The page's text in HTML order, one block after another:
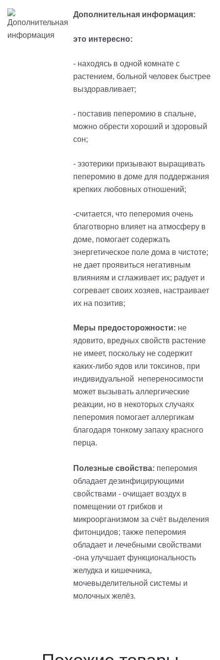
Дополнительная информация:
это интересно:
- находясь в одной комнате с
растением, больной человек быстрее
выздоравливает;
- поставив пеперомию в спальне,
можно обрести хороший и здоровый
сон;
- эзотерики призывают выращивать
пеперомию в доме для поддержания
крепких любовных отношений;
-считается, что пеперомия очень
благотворно влияет на атмосферу в
доме, помогает содержать
энергетическое поле дома в чистоте;
не дает проявиться негативным
влияниям и сглаживает их; радует и
согревает своих хозяев, настраивает
их на позитив;
Меры предосторожности: не
ядовито, вредных свойств растение
не имеет, поскольку не содержит
каких-либо ядов или токсинов, при
индивидуальной непереносимости
может вызывать аллергические
реакции, но в некоторых случаях
пеперомия помогает аллергикам
благодаря тонкому запаху красного
перца.
Полезные свойства: пеперомия
обладает дезинфицирующими
свойствами - очищает воздух в
помещении от грибков и
микроорганизмом за счёт выделения
фитонцидов; также пеперомия
обладает и лечебными свойствами
-она улучшает функциональность
желудка и кишечника,
мочевыделительной системы и
молочных желёз.